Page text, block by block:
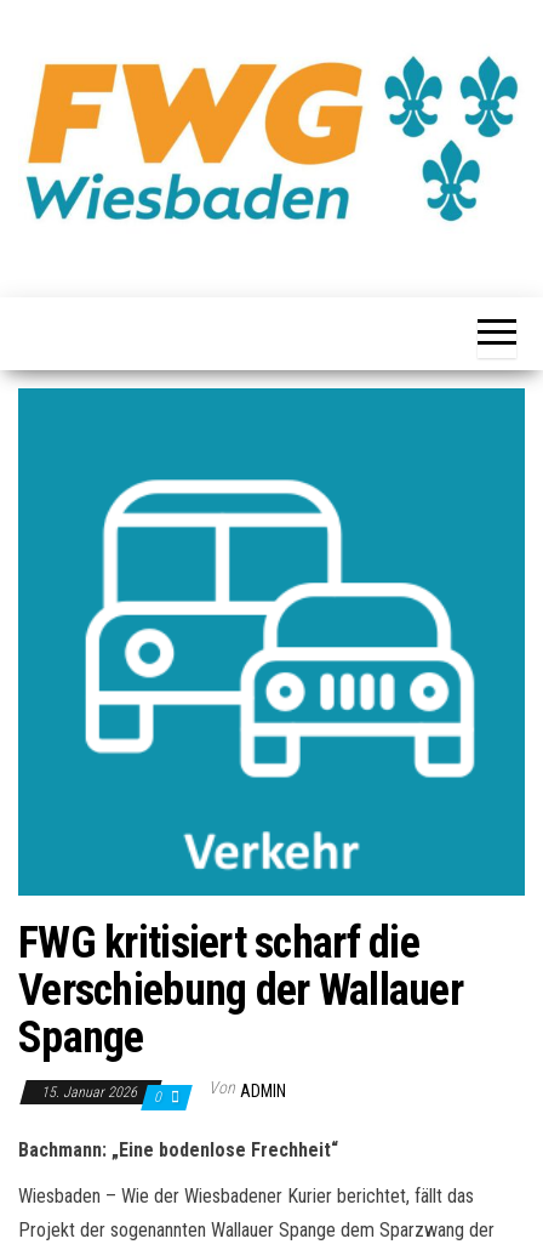
FWG kritisiert scharf die
Verschiebung der Wallauer
Spange
15. Januar 2026 0 Von ADMIN
Bachmann: „Eine bodenlose Frechheit“
Wiesbaden – Wie der Wiesbadener Kurier berichtet, fällt das
Projekt der sogenannten Wallauer Spange dem Sparzwang der